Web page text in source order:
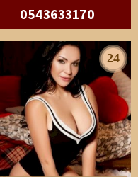
0543633170
24